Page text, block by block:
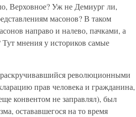
Верховное? Уж не Демиург ли,
масонов? В таком
направо и налево, пачками, а
мнения у историков самые
революционными
прав человека и гражданина,
конвентом не заправлял), был
остававшегося на то время